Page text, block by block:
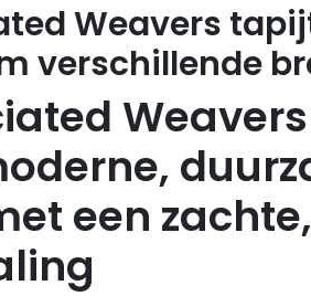
Weavers
verschillende
een